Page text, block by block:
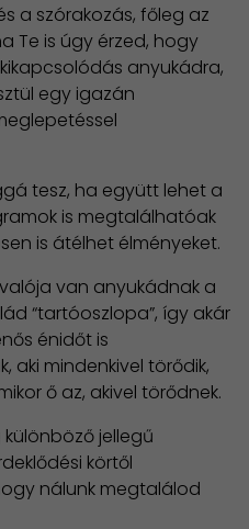
a szórakozás, főleg az
Te is úgy érzed, hogy
anyukádra,
egy igazán
tesz, ha együtt lehet a
is megtalálhatóak
is átélhet élményeket.
van anyukádnak a
“tartóoszlopa”, így akár
énidőt is
aki mindenkivel törődik,
ő az, akivel törődnek.
jellegű
körtől
nálunk megtalálod